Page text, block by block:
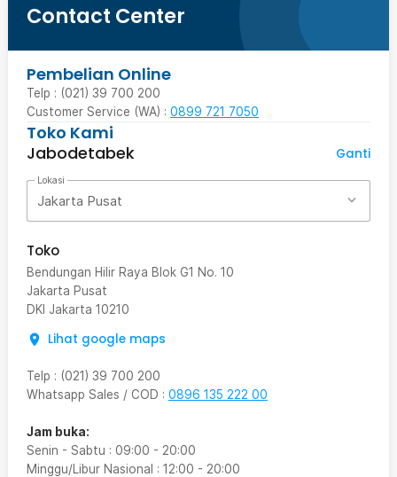
Contact Center
Pembelian Online
Telp : (021) 39 700 200
Customer Service (WA) : 0899 721 7050
Toko Kami
Jabodetabek
Ganti
Lokasi
Jakarta Pusat
Toko
Bendungan Hilir Raya Blok G1 No. 10
Jakarta Pusat
DKI Jakarta 10210
Lihat google maps
Telp : (021) 39 700 200
Whatsapp Sales / COD : 0896 135 222 00
Jam buka:
Senin - Sabtu : 09:00 - 20:00
Minggu/Libur Nasional : 12:00 - 20:00